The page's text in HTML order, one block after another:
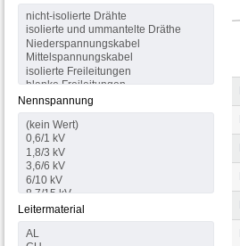
Nennspannung
Leitermaterial